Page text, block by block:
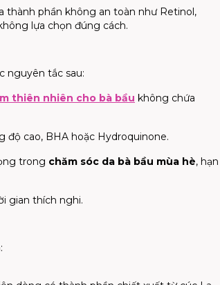
thành phần không an toàn như Retinol,
lựa chọn đúng cách.
nguyên tắc sau:
thiên nhiên cho bà bầu không chứa
độ cao, BHA hoặc Hydroquinone.
trong chăm sóc da bà bầu mùa hè, hạn
gian thích nghi.